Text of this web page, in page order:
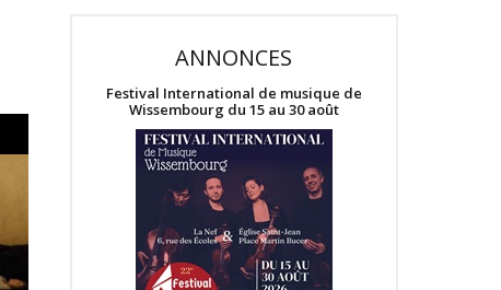
ANNONCES
Festival International de musique de
Wissembourg du 15 au 30 août